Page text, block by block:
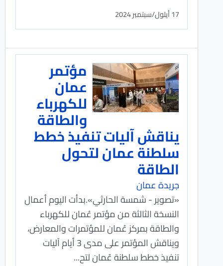
17 أيلول/سبتمبر 2024
مؤتمر
عمان
للكهرباء
والطاقة
يناقش آليات تنفيذ خطط
سلطنة عمان لتحول
الطاقة
جريدة عمان
«تصوير - شمسة الحارثي».بدأت اليوم أعمال
النسخة الثالثة من مؤتمر عُمان للكهرباء
والطاقة بمركز عُمان للمؤتمرات والمعارض،
ويناقش المؤتمر على مدى 3 أيام آليات
تنفيذ خطط سلطنة عُمان لتح...